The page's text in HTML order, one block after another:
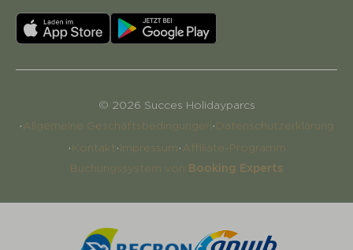
© 2026 Succes Holidayparcs
·Allgemeine Geschäftsbedingungen·Datenschutzerklärung
·Kontakt ·Impressum·Affiliate-Programm
Buchungssystem von Booking Experts